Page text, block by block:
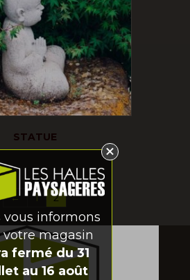
STATUE
← 1 2
vous informons
votre magasin
fermé du 31
au 16 août